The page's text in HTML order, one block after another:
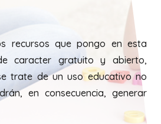
recursos que pongo en esta
caracter gratuito y abierto,
trate de un uso educativo no
en consecuencia, generar